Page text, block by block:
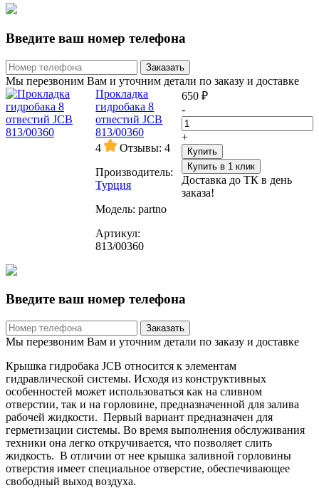
Введите ваш номер телефона
Заказать
Мы перезвоним Вам и уточним детали по заказу и доставке
Прокладка
гидробака 8
отвестий JCB
813/00360
4
Отзывы: 4
Производитель:
Турция
Модель: partno
Артикул:
813/00360
650 ₽
-
+
Купить
Купить в 1 клик
Доставка до ТК в день
заказа!
Введите ваш номер телефона
Заказать
Мы перезвоним Вам и уточним детали по заказу и доставке
Крышка гидробака JCB относится к элементам
гидравлической системы. Исходя из конструктивных
особенностей может использоваться как на сливном
отверстии, так и на горловине, предназначенной для залива
рабочей жидкости. Первый вариант предназначен для
герметизации системы. Во время выполнения обслуживания
техники она легко откручивается, что позволяет слить
жидкость. В отличии от нее крышка заливной горловины
отверстия имеет специальное отверстие, обеспечивающее
свободный выход воздуха.